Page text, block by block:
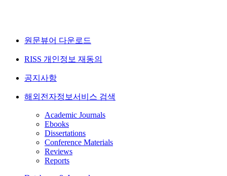
원문뷰어 다운로드
RISS 개인정보 재동의
공지사항
해외전자정보서비스 검색
Academic Journals
Ebooks
Dissertations
Conference Materials
Reviews
Reports